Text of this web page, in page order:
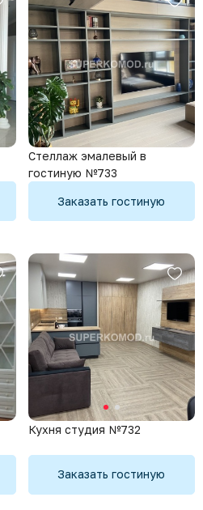
Стеллаж эмалевый в
гостиную №733
Заказать гостиную
Кухня студия №732
Заказать гостиную